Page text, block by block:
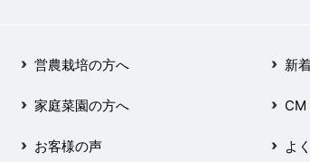
営農栽培の方へ
家庭菜園の方へ
お客様の声
新
CM
よ